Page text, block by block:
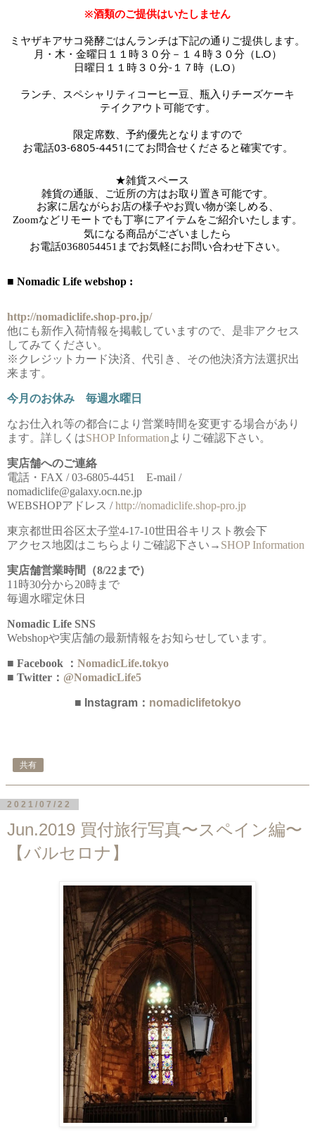
※酒類のご提供はいたしません
ミヤザキアサコ発酵ごはんランチは下記の通りご提供します。
月・木・金曜日１１時３０分－１４時３０分（L.O）
日曜日１１時３０分-１７時 （L.O）
ランチ、スペシャリティコーヒー豆、瓶入りチーズケーキ
テイクアウト可能です。
限定席数、予約優先となりますので
お電話03-6805-4451にてお問合せくださると確実です。
★雑貨スペース
雑貨の通販、ご近所の方はお取り置き可能です。
お家に居ながらお店の様子やお買い物が楽しめる、
Zoomなどリモートでも丁寧にアイテムをご紹介いたします。
気になる商品がございましたら
お電話0368054451までお気軽にお問い合わせ下さい。
■ Nomadic Life webshop :
http://nomadiclife.shop-pro.jp/
他にも新作入荷情報を掲載していますので、是非アクセス
してみてください。
※クレジットカード決済、代引き、その他決済方法選択出
来ます。
今月のお休み 毎週水曜日
なお仕入れ等の都合により営業時間を変更する場合があり
ます。詳しくはSHOP Informationよりご確認下さい。
実店舗へのご連絡
電話・FAX / 03-6805-4451 E-mail /
nomadiclife@galaxy.ocn.ne.jp
WEBSHOPアドレス /http://nomadiclife.shop-pro.jp
東京都世田谷区太子堂4-17-10世田谷キリスト教会下
アクセス地図はこちらよりご確認下さい→ SHOP Information
実店舗営業時間（8/22まで）
11時30分から20時まで
毎週水曜定休日
Nomadic Life SNS
Webshopや実店舗の最新情報をお知らせしています。
■ Facebook ： NomadicLife.tokyo
■ Twitter： @NomadicLife5
■ Instagram： nomadiclifetokyo
共有
2021/07/22
Jun.2019 買付旅行写真〜スペイン編〜
【バルセロナ】